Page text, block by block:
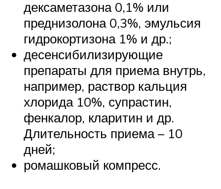
дексаметазона 0,1% или
преднизолона 0,3%, эмульсия
гидрокортизона 1% и др.;
десенсибилизирующие
препараты для приема внутрь,
например, раствор кальция
хлорида 10%, супрастин,
фенкалор, кларитин и др.
Длительность приема – 10
дней;
ромашковый компресс.